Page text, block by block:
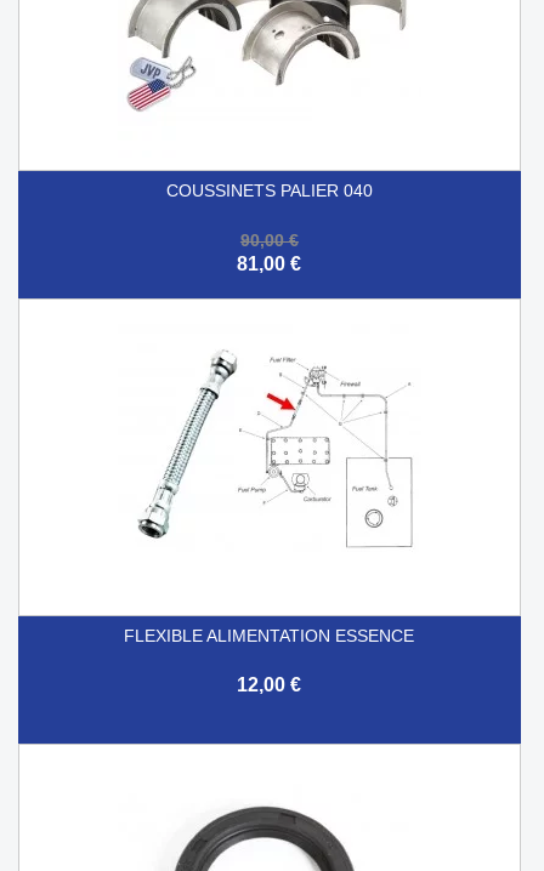
COUSSINETS PALIER 040
90,00 €
81,00 €
FLEXIBLE ALIMENTATION ESSENCE
12,00 €